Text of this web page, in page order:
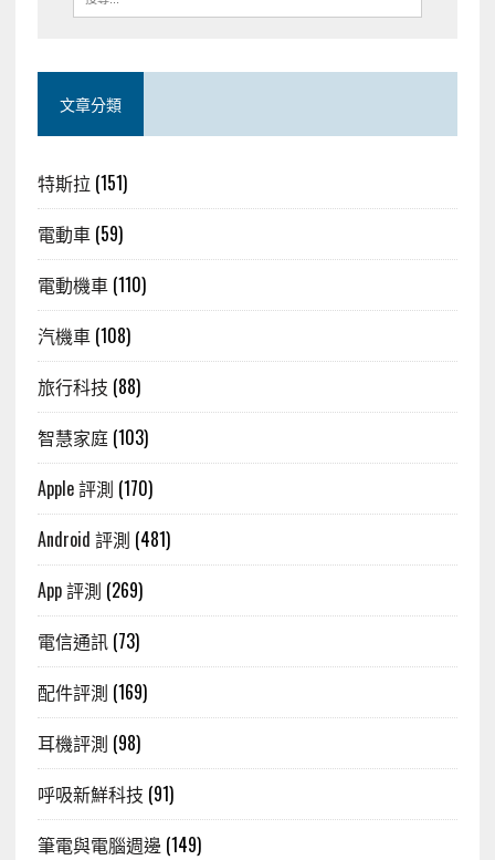
文章分類
特斯拉 (151)
電動車(59)
電動機車(110)
汽機車(108)
旅行科技 (88)
智慧家庭(103)
Apple 評測 (170)
Android 評測 (481)
App 評測 (269)
電信通訊(73)
配件評測 (169)
耳機評測 (98)
呼吸新鮮科技 (91)
筆電與電腦週邊 (149)